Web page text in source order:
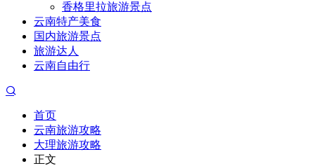
香格里拉旅游景点
云南特产美食
国内旅游景点
旅游达人
云南自由行
首页
云南旅游攻略
大理旅游攻略
正文